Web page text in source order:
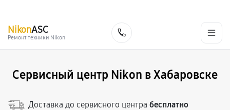
NikonASC
Ремонт техники Nikon
Сервисный центр Nikon в Хабаровске
Доставка до сервисного центра бесплатно